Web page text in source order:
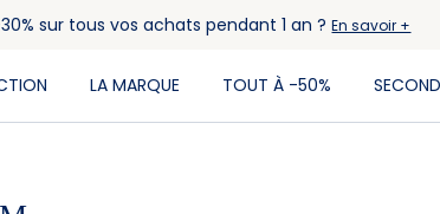
sur tous vos achats pendant 1 an ?En savoir +
LA MARQUE TOUT À -50%